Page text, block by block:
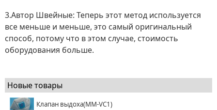
3.Автор Швейные: Теперь этот метод используется
все меньше и меньше, это самый оригинальный
способ, потому что в этом случае, стоимость
оборудования больше.
Новые товары
Клапан выдоха(MM-VC1)